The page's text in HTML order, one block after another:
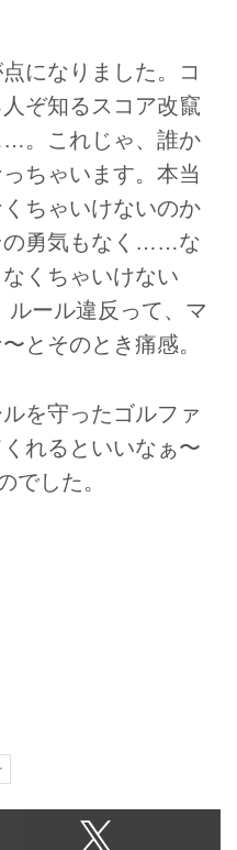
になりました。コ
ぞ知るスコア改竄
。これじゃ、誰か
ちゃいます。本当
ちゃいけないのか
の勇気もなく……な
くちゃいけない
ール違反って、マ
とそのとき痛感。
を守ったゴルファ
れるといいなぁ〜
でした。